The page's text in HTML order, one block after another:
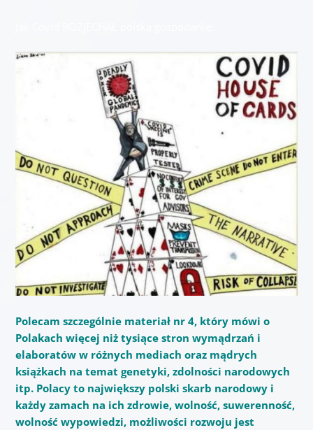
Polecam szczególnie materiał nr 4, który mówi o
Polakach więcej niż tysiące stron wymądrzań i
elaboratów w różnych mediach oraz mądrych
książkach na temat genetyki, zdolności narodowych
itp. Polacy to największy polski skarb narodowy i
każdy zamach na ich zdrowie, wolność, suwerenność,
wolność wypowiedzi, możliwości rozwoju jest